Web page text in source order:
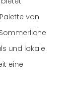
von
und lokale
eine